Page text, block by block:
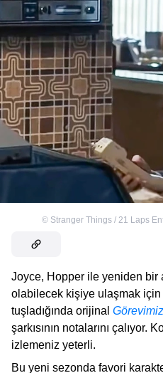
© Stranger Things / 21 Laps
Joyce, Hopper ile yeniden bir
olabilecek kişiye ulaşmak
tuşladığında orijinal
şarkısının notalarını çalıyor.
izlemeniz yeterli.
Bu yeni sezonda favori